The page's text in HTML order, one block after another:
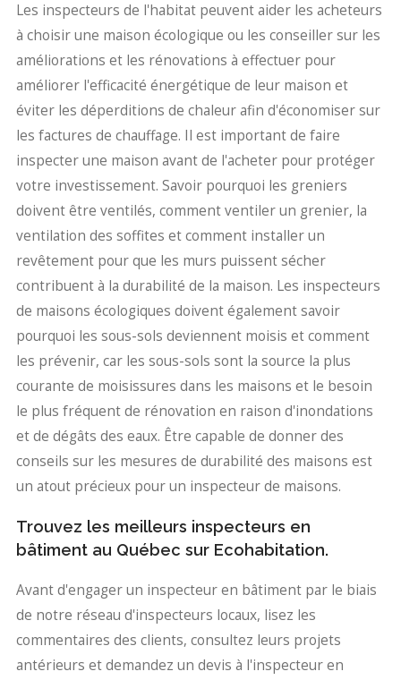
Les inspecteurs de l'habitat peuvent aider les acheteurs
à choisir une maison écologique ou les conseiller sur les
améliorations et les rénovations à effectuer pour
améliorer l'efficacité énergétique de leur maison et
éviter les déperditions de chaleur afin d'économiser sur
les factures de chauffage. Il est important de faire
inspecter une maison avant de l'acheter pour protéger
votre investissement. Savoir pourquoi les greniers
doivent être ventilés, comment ventiler un grenier, la
ventilation des soffites et comment installer un
revêtement pour que les murs puissent sécher
contribuent à la durabilité de la maison. Les inspecteurs
de maisons écologiques doivent également savoir
pourquoi les sous-sols deviennent moisis et comment
les prévenir, car les sous-sols sont la source la plus
courante de moisissures dans les maisons et le besoin
le plus fréquent de rénovation en raison d'inondations
et de dégâts des eaux. Être capable de donner des
conseils sur les mesures de durabilité des maisons est
un atout précieux pour un inspecteur de maisons.
Trouvez les meilleurs inspecteurs en
bâtiment au Québec sur Ecohabitation.
Avant d'engager un inspecteur en bâtiment par le biais
de notre réseau d'inspecteurs locaux, lisez les
commentaires des clients, consultez leurs projets
antérieurs et demandez un devis à l'inspecteur en